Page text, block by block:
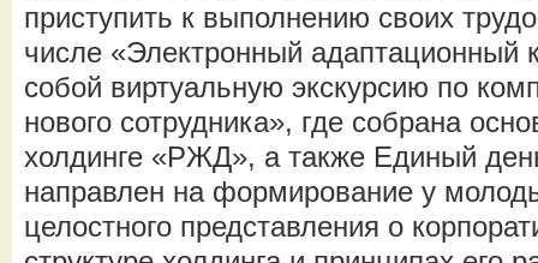
приступить к выполнению своих
числе «Электронный адаптационный
собой виртуальную экскурсию по
нового сотрудника», где собрана
холдинге «РЖД», а также Единый
направлен на формирование у
целостного представления о